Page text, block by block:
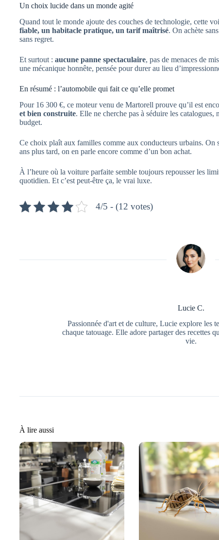
Un choix lucide dans un monde agité
Quand tout le monde ajoute des couches de technologie, cette
fiable, un habitacle pratique, un tarif maîtrisé. On achète
sans regret.
Et surtout : aucune panne spectaculaire, pas de menaces de
une mécanique honnête, pensée pour durer au lieu
En résumé : l’automobile qui fait ce qu’elle promet
Pour 16 300 €, ce moteur venu de Martorell prouve qu’il est
et bien construite. Elle ne cherche pas à séduire les catalogues,
budget.
Ce choix plaît aux familles comme aux conducteurs urbains. On
ans plus tard, on en parle encore comme d’un bon achat.
À l’heure où la voiture parfaite semble toujours repousser les
quotidien. Et c’est peut-être ça, le vrai luxe.
4/5 - (12 votes)
Lucie C.
Passionnée d'art et de culture, Lucie explore les
chaque tatouage. Elle adore partager des recettes
vie.
À lire aussi